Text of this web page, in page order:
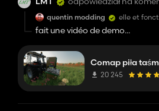
quentin modding
elle et
fait une vidéo de demo...
Comap piła
20 245